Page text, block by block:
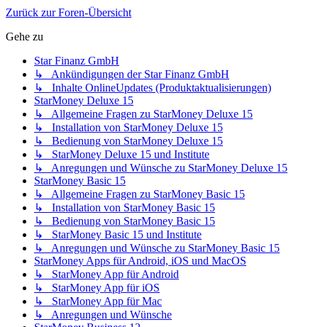
Zurück zur Foren-Übersicht
Gehe zu
Star Finanz GmbH
↳ Ankündigungen der Star Finanz GmbH
↳ Inhalte OnlineUpdates (Produktaktualisierungen)
StarMoney Deluxe 15
↳ Allgemeine Fragen zu StarMoney Deluxe 15
↳ Installation von StarMoney Deluxe 15
↳ Bedienung von StarMoney Deluxe 15
↳ StarMoney Deluxe 15 und Institute
↳ Anregungen und Wünsche zu StarMoney Deluxe 15
StarMoney Basic 15
↳ Allgemeine Fragen zu StarMoney Basic 15
↳ Installation von StarMoney Basic 15
↳ Bedienung von StarMoney Basic 15
↳ StarMoney Basic 15 und Institute
↳ Anregungen und Wünsche zu StarMoney Basic 15
StarMoney Apps für Android, iOS und MacOS
↳ StarMoney App für Android
↳ StarMoney App für iOS
↳ StarMoney App für Mac
↳ Anregungen und Wünsche